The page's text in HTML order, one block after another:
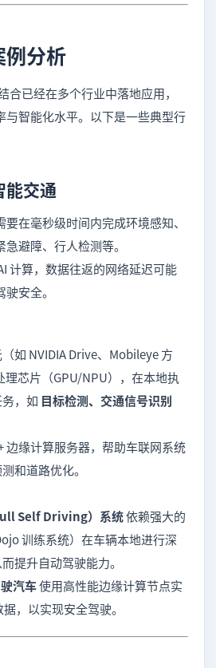
分析
合已经在多个行业中落地应用，
与智能化水平。以下是一些典型行
能交通
在毫秒级时间内完成环境感知、
避障、行人检测等。
计算，数据往返的网络延迟可能
安全。
如 NVIDIA Drive、Mobileye 方
理芯片（GPU/NPU），在本地执
，如 目标检测、交通信号识别
边缘计算服务器，帮助车联网系统
和道路优化。
Self Driving）系统依赖强大的
训练系统）在车辆本地进行深
提升自动驾驶能力。
汽车使用高性能边缘计算节点实
，以实现安全驾驶。